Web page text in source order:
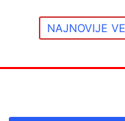
NAJNOVIJE